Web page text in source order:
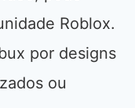
Roblox.
por designs
ou